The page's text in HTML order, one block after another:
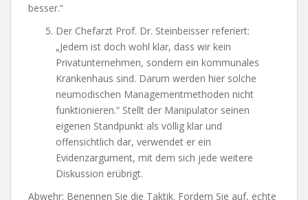
besser.“
Der Chefarzt Prof. Dr. Steinbeisser referiert:
„Jedem ist doch wohl klar, dass wir kein
Privatunternehmen, sondern ein kommunales
Krankenhaus sind. Darum werden hier solche
neumodischen Managementmethoden nicht
funktionieren.“ Stellt der Manipulator seinen
eigenen Standpunkt als völlig klar und
offensichtlich dar, verwendet er ein
Evidenzargument, mit dem sich jede weitere
Diskussion erübrigt.
Abwehr: Benennen Sie die Taktik. Fordern Sie auf, echte